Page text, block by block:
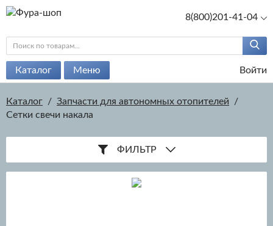
8(800)201-41-04
Каталог Меню Войти
Каталог / Запчасти для автономных отопителей
/
Сетки свечи накала
ФИЛЬТР